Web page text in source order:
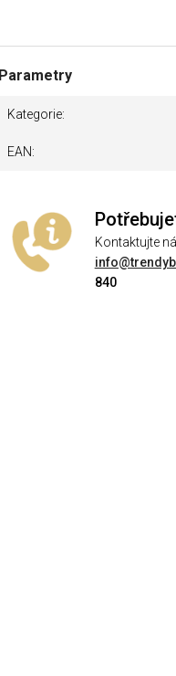
Parametry
Kategorie
EAN
Kontaktujte
840